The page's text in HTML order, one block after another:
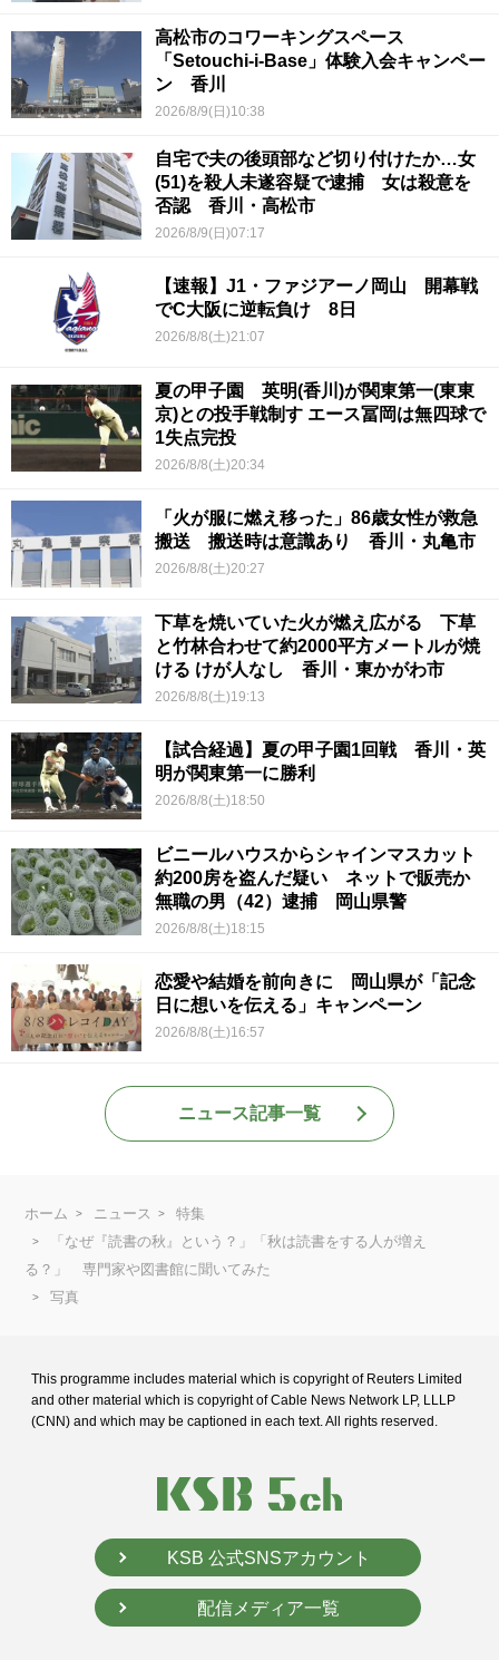
高松市のコワーキングスペース
「Setouchi-i-Base」体験入会キャンペー
ン 香川
2026/8/9(日)10:38
自宅で夫の後頭部など切り付けたか…女
(51)を殺人未遂容疑で逮捕 女は殺意を
否認 香川・高松市
2026/8/9(日)07:17
【速報】J1・ファジアーノ岡山 開幕戦
でC大阪に逆転負け 8日
2026/8/8(土)21:07
夏の甲子園 英明(香川)が関東第一(東東
京)との投手戦制す エース冨岡は無四球で
1失点完投
2026/8/8(土)20:34
「火が服に燃え移った」86歳女性が救急
搬送 搬送時は意識あり 香川・丸亀市
2026/8/8(土)20:27
下草を焼いていた火が燃え広がる 下草
と竹林合わせて約2000平方メートルが焼
ける けが人なし 香川・東かがわ市
2026/8/8(土)19:13
【試合経過】夏の甲子園1回戦 香川・英
明が関東第一に勝利
2026/8/8(土)18:50
ビニールハウスからシャインマスカット
約200房を盗んだ疑い ネットで販売か
無職の男（42）逮捕 岡山県警
2026/8/8(土)18:15
恋愛や結婚を前向きに 岡山県が「記念
日に想いを伝える」キャンペーン
2026/8/8(土)16:57
ニュース記事一覧
ホーム ニュース
特集
「なぜ『読書の秋』という？」「秋は読書をする人が増え
る？」 専門家や図書館に聞いてみた
写真
This programme includes material which is copyright of Reuters Limited
and other material which is copyright of Cable News Network LP, LLLP
(CNN) and which may be captioned in each text. All rights reserved.
KSB 公式SNSアカウント
配信メディア一覧